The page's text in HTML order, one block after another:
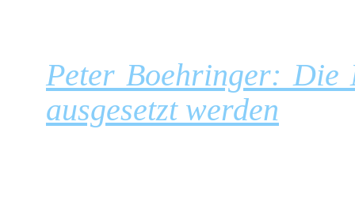
Peter Boehringer: Die
ausgesetzt werden